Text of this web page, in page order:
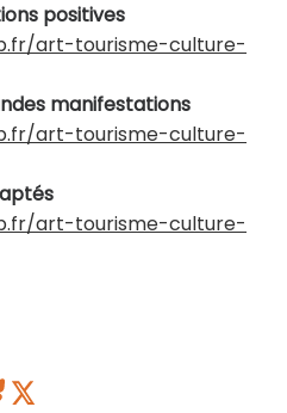
positives
art-tourisme-culture-
manifestations
art-tourisme-culture-
art-tourisme-culture-